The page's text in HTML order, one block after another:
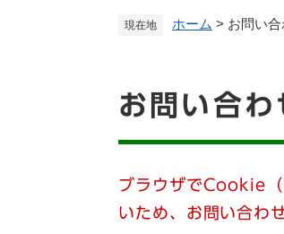
現在地 ホーム > お問い
文
お問い合わ
ブラウザでCookie（
いため、お問い合わ